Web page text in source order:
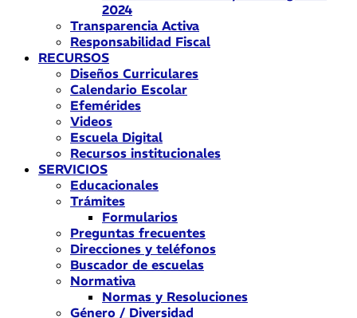
2024
Transparencia Activa
Responsabilidad Fiscal
RECURSOS
Diseños Curriculares
Calendario Escolar
Efemérides
Videos
Escuela Digital
Recursos institucionales
SERVICIOS
Educacionales
Trámites
Formularios
Preguntas frecuentes
Direcciones y teléfonos
Buscador de escuelas
Normativa
Normas y Resoluciones
Género / Diversidad